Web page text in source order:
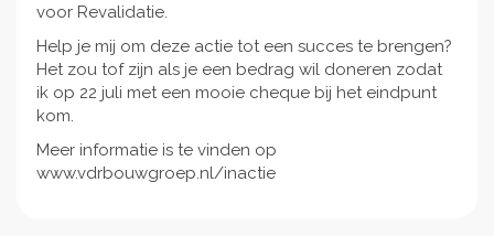
voor Revalidatie.
Help je mij om deze actie tot een succes te brengen?
Het zou tof zijn als je een bedrag wil doneren zodat
ik op 22 juli met een mooie cheque bij het eindpunt
kom.
Meer informatie is te vinden op
www.vdrbouwgroep.nl/inactie